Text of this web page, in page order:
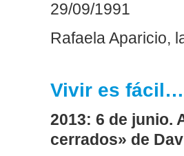
29/09/1991
Rafaela Aparicio,
Vivir es
2013: 6 de junio.
cerrados» de